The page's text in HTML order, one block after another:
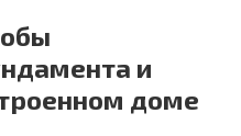
и
доме